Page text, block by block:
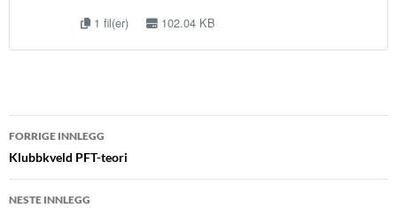
1 fil(er) 102.04 KB
Innleggsnavigasjon
FORRIGE INNLEGG
Klubbkveld PFT-teori
NESTE INNLEGG